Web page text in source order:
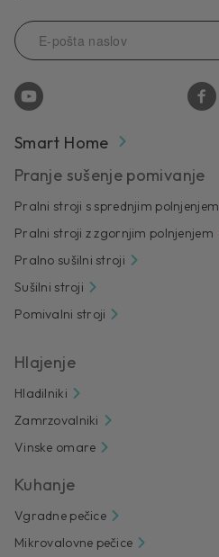
Smart Home
Pranje sušenje pomivanje
Pralni stroji s sprednjim polnjenjem
Pralni stroji z zgornjim polnjenjem
Pralno sušilni stroji
Sušilni stroji
Pomivalni stroji
Hlajenje
Hladilniki
Zamrzovalniki
Vinske omare
Kuhanje
Vgradne pečice
Mikrovalovne pečice